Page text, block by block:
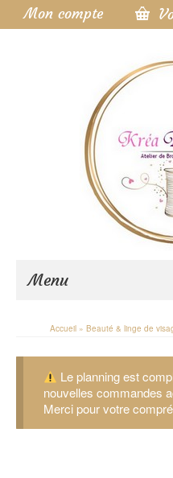
Mon compte
Menu
Accueil » Beauté & linge de
Le planning est
nouvelles commandes
Merci pour votre